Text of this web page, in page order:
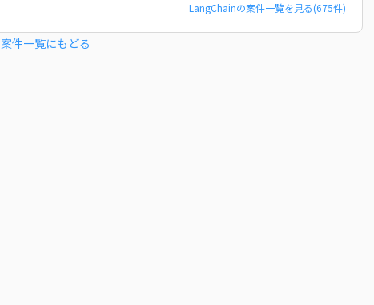
LangChainの案件一覧を見る(675件)
案件一覧にもどる